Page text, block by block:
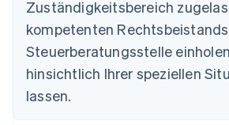
Zuständigkeitsbereich
kompetenten
Steuerberatungsstelle
hinsichtlich Ihrer speziellen
lassen.
English
Festlandchina
简体中文 English
Finnland
EnglishSvenska
Frankreich
Français